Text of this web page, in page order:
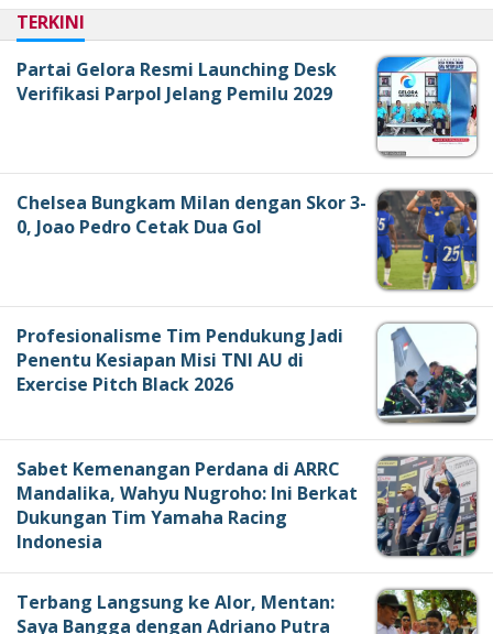
TERKINI
Partai Gelora Resmi Launching Desk
Verifikasi Parpol Jelang Pemilu 2029
Chelsea Bungkam Milan dengan Skor 3-
0, Joao Pedro Cetak Dua Gol
Profesionalisme Tim Pendukung Jadi
Penentu Kesiapan Misi TNI AU di
Exercise Pitch Black 2026
Sabet Kemenangan Perdana di ARRC
Mandalika, Wahyu Nugroho: Ini Berkat
Dukungan Tim Yamaha Racing
Indonesia
Terbang Langsung ke Alor, Mentan:
Saya Bangga dengan Adriano Putra